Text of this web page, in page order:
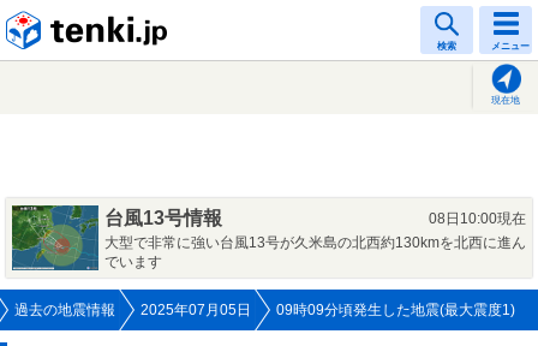
検索 メニュー
現在地
台風13号情報
08日10:00現在
大型で非常に強い台風13号が久米島の北西約130kmを北西に進ん
でいます
過去の地震情報 2025年07月05日 09時09分頃発生した地震(最大震度1)